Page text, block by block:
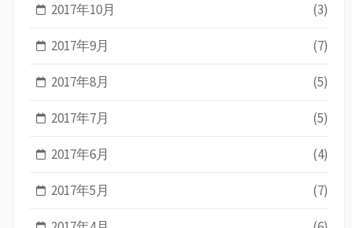
2017年10月 (3)
2017年9月 (7)
2017年8月 (5)
2017年7月 (5)
2017年6月 (4)
2017年5月 (7)